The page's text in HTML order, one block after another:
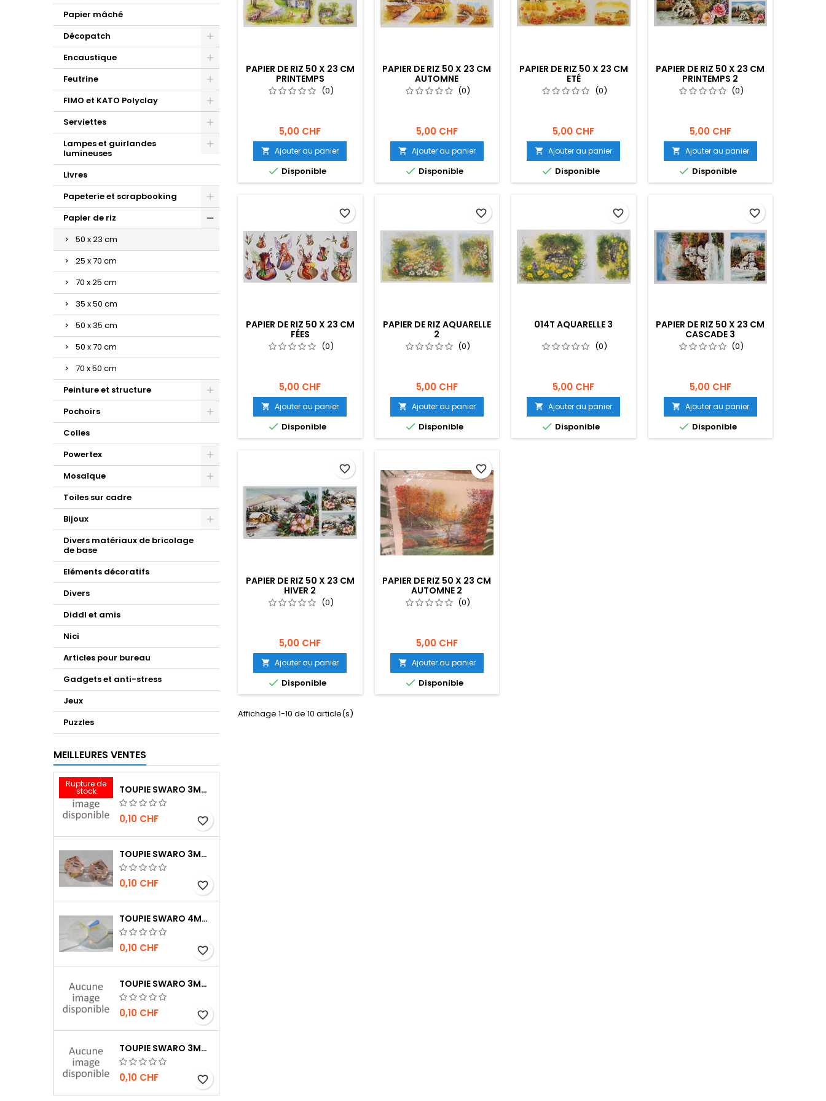
Papier mâché
Décopatch
Encaustique
Feutrine
FIMO et KATO Polyclay
Serviettes
Lampes et guirlandes
lumineuses
Livres
Papeterie et scrapbooking
Papier de riz
50 x 23 cm
25 x 70 cm
70 x 25 cm
35 x 50 cm
50 x 35 cm
50 x 70 cm
70 x 50 cm
Peinture et structure
Pochoirs
Colles
Powertex
Mosaïque
Toiles sur cadre
Bijoux
Divers matériaux de bricolage
de base
Eléments décoratifs
Divers
Diddl et amis
Nici
Articles pour bureau
Gadgets et anti-stress
Jeux
Puzzles
MEILLEURES VENTES
Rupture de
stock TOUPIE SWARO 3MM INDIAN RED
0,10 CHF favorite_border
TOUPIE SWARO 3MM LIGHT PEACH
0,10 CHF favorite_border
TOUPIE SWARO 4MM WHITE OPAL AB
0,10 CHF favorite_border
TOUPIE SWARO 3MM JET AB
0,10 CHF favorite_border
TOUPIE SWARO 3MM JET HÉMATITE 2X
0,10 CHF favorite_border
PAPIER DE RIZ 50 X 23 CM
PRINTEMPS
(0)
5,00 CHF
 Ajouter au panier
 Disponible
PAPIER DE RIZ 50 X 23 CM
AUTOMNE
(0)
5,00 CHF
 Ajouter au panier
 Disponible
PAPIER DE RIZ 50 X 23 CM
ETÉ
(0)
5,00 CHF
 Ajouter au panier
 Disponible
PAPIER DE RIZ 50 X 23 CM
PRINTEMPS 2
(0)
5,00 CHF
 Ajouter au panier
 Disponible
PAPIER DE RIZ 50 X 23 CM
FÉES
(0)
5,00 CHF
 Ajouter au panier
 Disponible
favorite_border
PAPIER DE RIZ AQUARELLE
2
(0)
5,00 CHF
 Ajouter au panier
 Disponible
favorite_border
014T AQUARELLE 3
(0)
5,00 CHF
 Ajouter au panier
 Disponible
favorite_border
PAPIER DE RIZ 50 X 23 CM
CASCADE 3
(0)
5,00 CHF
 Ajouter au panier
 Disponible
favorite_border
PAPIER DE RIZ 50 X 23 CM
HIVER 2
(0)
5,00 CHF
 Ajouter au panier
 Disponible
favorite_border
PAPIER DE RIZ 50 X 23 CM
AUTOMNE 2
(0)
5,00 CHF
 Ajouter au panier
 Disponible
favorite_border
Affichage 1-10 de 10 article(s)